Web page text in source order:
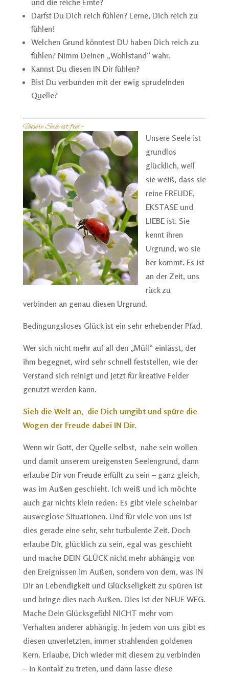
Darfst Du Dich reich fühlen? Lerne, Dich reich zu
fühlen!
Welchen Grund könntest DU haben Dich reich zu
fühlen? Nimm Deinen „Wohlstand“ wahr.
Kannst Du diesen IN Dir fühlen?
Bist Du verbunden mit der ewig sprudelnden
Quelle?
Unsere Seele ist frei –
Unsere Seele ist
grundlos
glücklich, weil
sie weiß, dass sie
reine FREUDE,
EKSTASE und
LIEBE ist. Sie
kennt ihren
Urgrund, wo sie
her kommt. Es ist
an der Zeit, uns
rück zu
verbinden an genau diesen Urgrund.
Bedingungsloses Glück ist ein sehr erhebender Pfad.
Wer sich nicht mehr auf all den „Müll“ einlässt, der
ihm begegnet, wird sehr schnell feststellen, wie der
Verstand sich reinigt und jetzt für kreative Felder
genutzt werden kann.
Sieh die Welt an, die Dich umgibt und spüre die
Wogen der Freude dabei IN Dir.
Wenn wir Gott, der Quelle selbst, nahe sein wollen
und damit unserem ureigensten Seelengrund, dann
erlaube Dir von Freude erfüllt zu sein – ganz gleich,
was im Außen geschieht. Ich weiß und ich möchte
auch gar nichts klein reden: Es gibt viele scheinbar
ausweglose Situationen. Und für viele von uns ist
dies gerade eine sehr, sehr turbulente Zeit. Doch
erlaube Dir, glücklich zu sein, egal was geschieht
und mache DEIN GLÜCK nicht mehr abhängig von
den Ereignissen im Außen, sondern von dem, was IN
Dir an Lebendigkeit und Glückseligkeit zu spüren ist
und bringe dies nach Außen. Dies ist der NEUE WEG.
Mache Dein Glücksgefühl NICHT mehr vom
Verhalten anderer abhängig. In jedem von uns gibt es
diesen unverletzten, immer strahlenden goldenen
Kern. Erlaube, Dich wieder mit diesem zu verbinden
– in Kontakt zu treten, und dann lasse diese